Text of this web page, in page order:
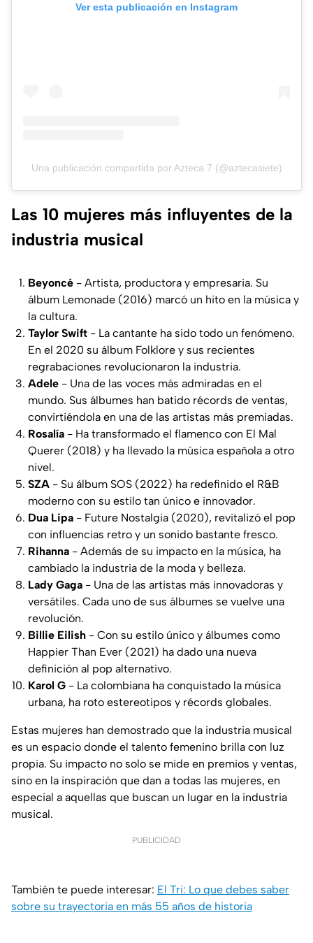
Ver esta publicación en Instagram
Una publicación compartida por Azteca 7 (@aztecasiete)
Las 10 mujeres más influyentes de la
industria musical
Beyoncé - Artista, productora y empresaria. Su
álbum Lemonade (2016) marcó un hito en la música y
la cultura.
Taylor Swift - La cantante ha sido todo un fenómeno.
En el 2020 su álbum Folklore y sus recientes
regrabaciones revolucionaron la industria.
Adele - Una de las voces más admiradas en el
mundo. Sus álbumes han batido récords de ventas,
convirtiéndola en una de las artistas más premiadas.
Rosalía - Ha transformado el flamenco con El Mal
Querer (2018) y ha llevado la música española a otro
nivel.
SZA - Su álbum SOS (2022) ha redefinido el R&B
moderno con su estilo tan único e innovador.
Dua Lipa - Future Nostalgia (2020), revitalizó el pop
con influencias retro y un sonido bastante fresco.
Rihanna - Además de su impacto en la música, ha
cambiado la industria de la moda y belleza.
Lady Gaga - Una de las artistas más innovadoras y
versátiles. Cada uno de sus álbumes se vuelve una
revolución.
Billie Eilish - Con su estilo único y álbumes como
Happier Than Ever (2021) ha dado una nueva
definición al pop alternativo.
Karol G - La colombiana ha conquistado la música
urbana, ha roto estereotipos y récords globales.
Estas mujeres han demostrado que la industria musical
es un espacio donde el talento femenino brilla con luz
propia. Su impacto no solo se mide en premios y ventas,
sino en la inspiración que dan a todas las mujeres, en
especial a aquellas que buscan un lugar en la industria
musical.
PUBLICIDAD
También te puede interesar: El Tri: Lo que debes saber
sobre su trayectoria en más 55 años de historia